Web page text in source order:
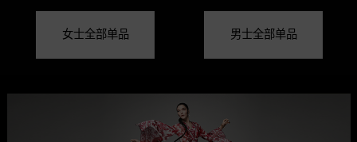
女士全部单品 男士全部单品